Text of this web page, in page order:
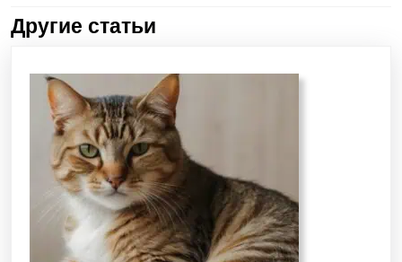
Другие статьи